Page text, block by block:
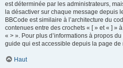
est déterminée par les administrateurs,
la désactiver sur chaque message depuis
BBCode est similaire à l’architecture du
contenues entre des crochets « [ » et « ] »
« > ». Pour plus d’informations à propos
guide qui est accessible depuis la page de
Haut